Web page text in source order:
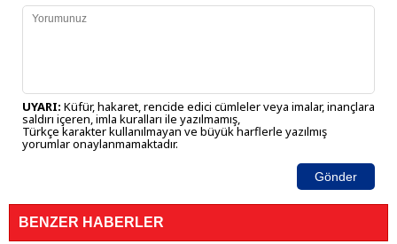
UYARI: Küfür, hakaret, rencide edici cümleler veya imalar, inançlara
saldırı içeren, imla kuralları ile yazılmamış,
Türkçe karakter kullanılmayan ve büyük harflerle yazılmış
yorumlar onaylanmamaktadır.
Gönder
BENZER HABERLER